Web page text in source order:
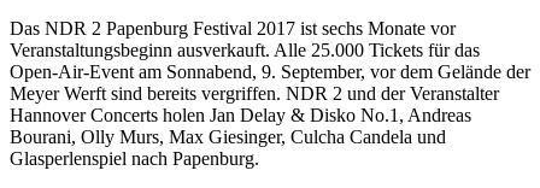
Das NDR 2 Papenburg Festival 2017 ist sechs Monate vor
Veranstaltungsbeginn ausverkauft. Alle 25.000 Tickets für das
Open-Air-Event am Sonnabend, 9. September, vor dem Gelände der
Meyer Werft sind bereits vergriffen. NDR 2 und der Veranstalter
Hannover Concerts holen Jan Delay & Disko No.1, Andreas
Bourani, Olly Murs, Max Giesinger, Culcha Candela und
Glasperlenspiel nach Papenburg.